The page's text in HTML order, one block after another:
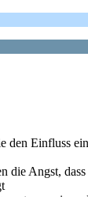
den Einfluss
die Angst,